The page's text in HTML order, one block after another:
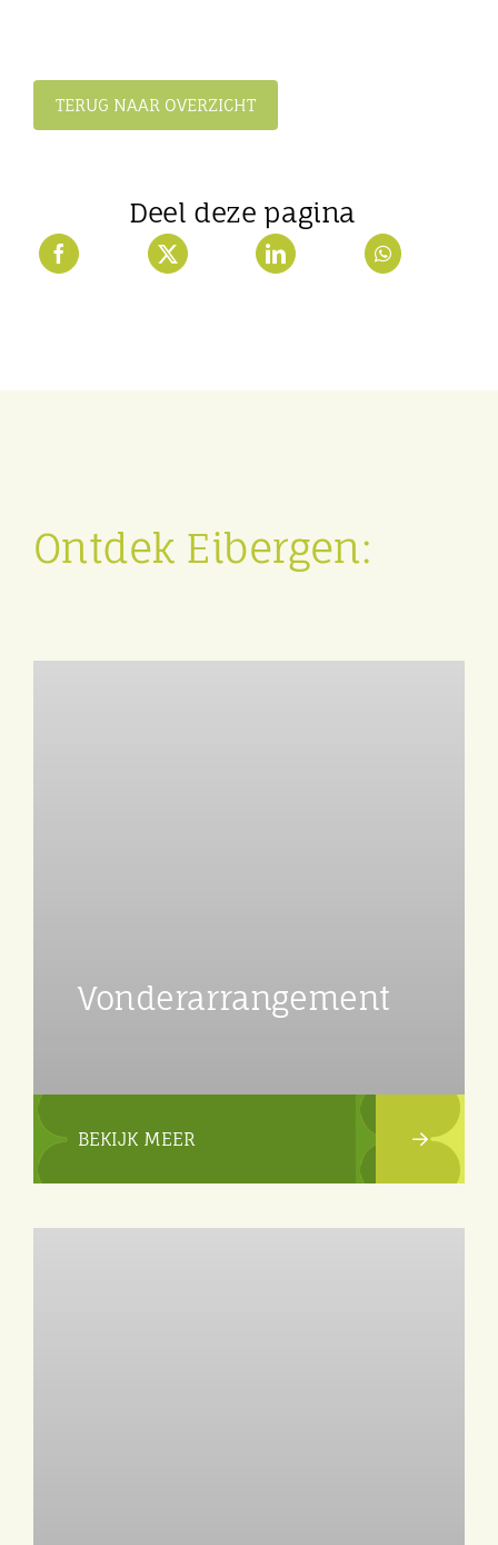
TERUG NAAR OVERZICHT
Deel deze pagina
Ontdek Eibergen:
Vonderarrangement
BEKIJK MEER